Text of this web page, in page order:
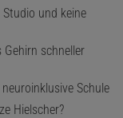
und keine
Gehirn schneller
Schule
Hielscher?